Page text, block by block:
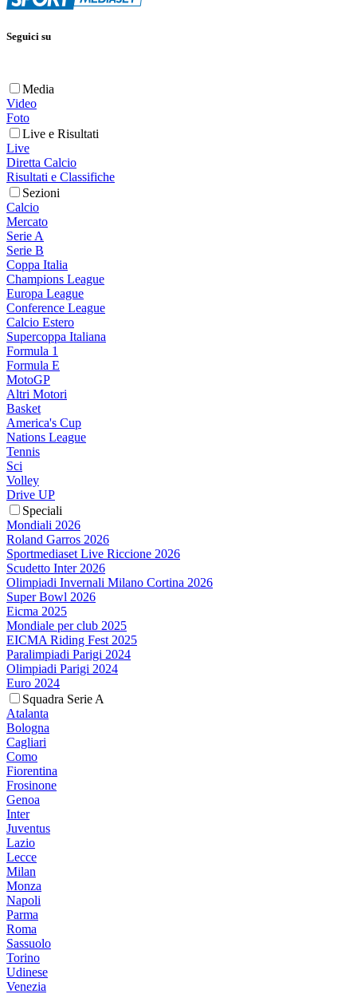
Seguici su
Media
Video
Foto
Live e Risultati
Live
Diretta Calcio
Risultati e Classifiche
Sezioni
Calcio
Mercato
Serie A
Serie B
Coppa Italia
Champions League
Europa League
Conference League
Calcio Estero
Supercoppa Italiana
Formula 1
Formula E
MotoGP
Altri Motori
Basket
America's Cup
Nations League
Tennis
Sci
Volley
Drive UP
Speciali
Mondiali 2026
Roland Garros 2026
Sportmediaset Live Riccione 2026
Scudetto Inter 2026
Olimpiadi Invernali Milano Cortina 2026
Super Bowl 2026
Eicma 2025
Mondiale per club 2025
EICMA Riding Fest 2025
Paralimpiadi Parigi 2024
Olimpiadi Parigi 2024
Euro 2024
Squadra Serie A
Atalanta
Bologna
Cagliari
Como
Fiorentina
Frosinone
Genoa
Inter
Juventus
Lazio
Lecce
Milan
Monza
Napoli
Parma
Roma
Sassuolo
Torino
Udinese
Venezia